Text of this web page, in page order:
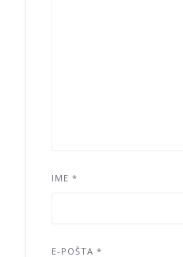
IME *
E-POŠTA *